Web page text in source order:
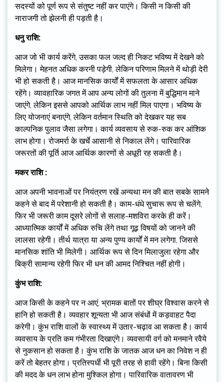
सदस्यों को पूर्ण रूप से संतुष्ट नहीं कर पाएंगे। किसी न किसी की
नाराजगी तो झेलनी ही पड़ती है।
धनु राशि:
आज जो भी कार्य करेंगे, उसका फल जल्द ही निकट भविष्य में देखने को
मिलेगा। मेहनत अधिक करनी पड़ेगी, लेकिन परिणाम मिलने में थोड़ी देरी
भी हो सकती है। आज मानसिक कार्यों में सफलता के आसार अधिक
रहेंगे। व्यावहारिक जगत में आप अन्य लोगों की तुलना में बुद्धिमान माने
जाएंगे, लेकिन इससे आपको आर्थिक लाभ नहीं मिल पाएगा। भविष्य के
लिए योजनाएं बनाएंगे, लेकिन वर्तमान स्थिति को देखकर यह सब
काल्पनिक पुलाव जैसा लगेगा। कार्य व्यवसाय से रुक-रुक कर आंशिक
लाभ होगा। रोजमर्रा के खर्चे आसानी से निकाल लेंगे। पारिवारिक
जरूरतों की पूर्ति आज आर्थिक कारणों से अधूरी रह सकती है।
मकर राशि :
आज अपनी भावनाओं पर नियंत्रण रखें अन्यथा मन की बात सबके सामने
कहने से बाद में परेशानी हो सकती है। काम-धंधे सुचारू रूप से चलेंगे,
फिर भी जरूरी काम दूसरे लोगों से सलाह-मशविरा करके ही करें।
आध्यात्मिक कार्यों में अधिक रुचि लेंगे तथा गूढ़ विषयों को जानने की
लालसा रहेगी। तीर्थ यात्रा या अन्य पुण्य कार्यों में मन लगेगा, जिससे
मानसिक शांति भी मिलेगी। आर्थिक रूप से दिन मिलाजुला रहेगा और
बिक्री सामान्य रहेगी फिर भी धन की आमद निश्चित नहीं होगी।
कुंभ राशि:
आज किसी के कहने पर न आएं, भ्रामक बातों पर शीघ्र विश्वास करने से
हानि हो सकती है। व्यवहार शून्यता भी आज संबंधों में कड़वाहट पैदा
करेगी। कुंभ राशि वालों के स्वास्थ्य में उतार-चढ़ाव आ सकता है। कार्य
व्यवसाय के प्रति कम गंभीरता दिखाएंगे। व्यवसायी वर्ग को मनमाने रवैये
से नुकसान हो सकता है। कुंभ राशि के जातक आज धन का निवेश न ही
करें तो बेहतर होगा। प्रतिस्पर्धी भी पूरी तरह से हावी रहेंगे। बिना किसी
की मदद के धन लाभ होना मुश्किल होगा। पारिवारिक वातावरण भी